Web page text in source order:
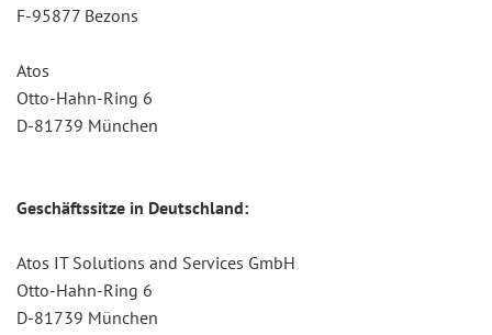
F-95877 Bezons
Atos
Otto-Hahn-Ring 6
D-81739 München
Geschäftssitze in Deutschland:
Atos IT Solutions and Services GmbH
Otto-Hahn-Ring 6
D-81739 München